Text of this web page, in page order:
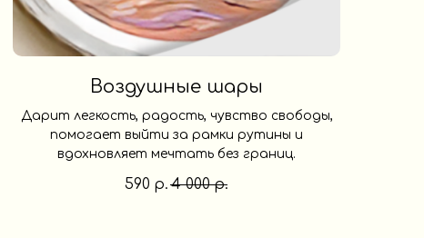
Воздушные шары
Дарит легкость, радость, чувство свободы,
помогает выйти за рамки рутины и
вдохновляет мечтать без границ.
590 р. 4 000 р.